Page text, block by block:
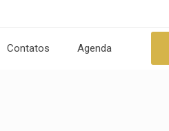
Contatos Agenda